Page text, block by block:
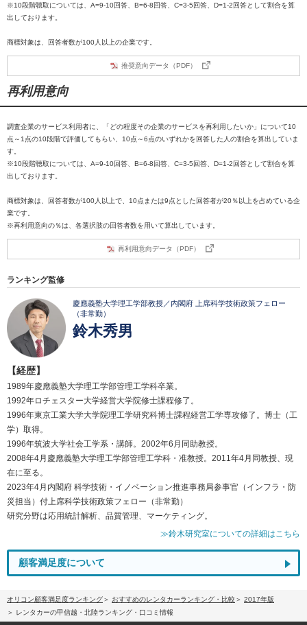
※10段階聴取については、A=9-10回答、B=6-8回答、C=3-5回答、D=1-2回答として割合を算
出しております。
商標対象は、回答者数が100人以上の企業です。
推奨意向データ（PDF）
再利用意向
調査企業のサービス利用者に、「どの程度その企業のサービスを再利用したいか」について10
点～1点の10段階で評価してもらい、10点～6点のいずれかを回答した人の割合を算出していま
す。
※10段階聴取については、A=9-10回答、B=6-8回答、C=3-5回答、D=1-2回答として割合を算
出しております。
商標対象は、回答者数が100人以上で、10点または9点とした回答者が20％以上を占めている企
業です。
※再利用意向の％は、各選択肢の回答者数を用いて算出しています。
再利用意向データ（PDF）
ランキング監修
慶應義塾大学理工学部教授／内閣府 上席科学技術政策フェロー
（非常勤）
鈴木秀男
【経歴】
1989年慶應義塾大学理工学部管理工学科卒業。
1992年ロチェスター大学経営大学院修士課程修了。
1996年東京工業大学大学院理工学研究科博士課程経営工学専攻修了。博士（工
学）取得。
1996年筑波大学社会工学系・講師。2002年6月同助教授。
2008年4月慶應義塾大学理工学部管理工学科・准教授。2011年4月同教授、現
在に至る。
2023年4月内閣府 科学技術・イノベーション推進事務局参事官（インフラ・防
災担当）付上席科学技術政策フェロー（非常勤）
研究分野は応用統計解析、品質管理、マーケティング。
≫鈴木研究室についての詳細はこちら
顧客満足度について
オリコン顧客満足度ランキング おすすめのレンタカーランキング・比較
2017年版
レンタカーの甲信越・北陸ランキング・口コミ情報